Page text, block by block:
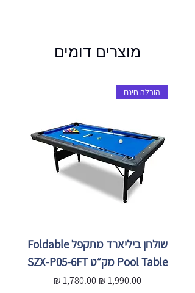
מוצרים דומים
הובלה חינם
שולחן ביליארד מתקפל Foldable
Pool Table מק״ט SZX-P05-6FT
מחיר רגיל מחיר מבצע
P05-